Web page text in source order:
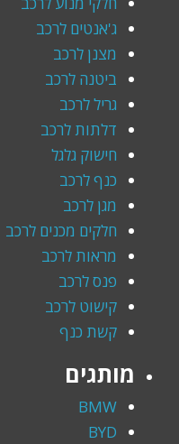
ג'אנטים לרכב
מצנן לרכב
ביטנה לרכב
גריל לרכב
דלתות לרכב
חישוק גלגל
כנף לרכב
מגן לרכב
חלקים מכנים לרכב
מראות לרכב
פנס לרכב
קישוט לרכב
קשת כנף
מותגים
BMW
BYD